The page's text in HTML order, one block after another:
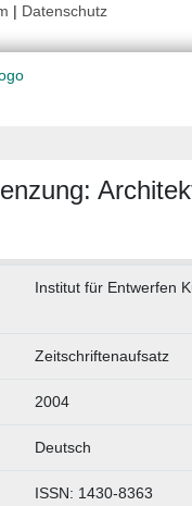
| Datenschutz
Institut für Entwerfen
Zeitschriftenaufsatz
2004
Deutsch
ISSN: 1430-8363